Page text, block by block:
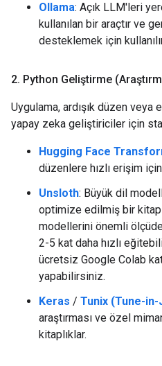
Ollama: Açık LLM'leri
kullanılan bir araçtır ve
desteklemek için
2. Python Geliştirme
Uygulama, ardışık düzen
yapay zeka geliştiriciler için
Hugging Face
düzenlere hızlı erişim
Unsloth: Büyük dil
optimize edilmiş bir
modellerini önemli
2-5 kat daha hızlı
ücretsiz Google Colab
yapabilirsiniz.
Keras / Tunix (Tune-in-
araştırması ve özel
kitaplıklar.